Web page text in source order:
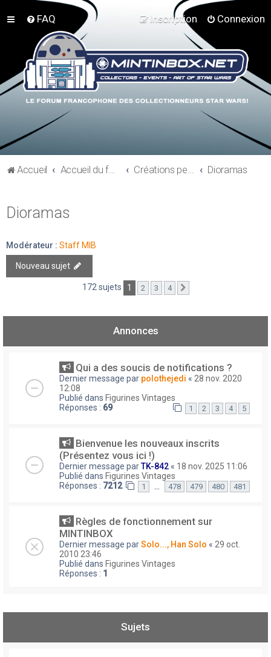
FAQ Connexion
Inscription
Accueil Accueil du forum Créations perso - Expo collections - Costumes Dioramas
Dioramas
Modérateur : Staff MIB
Nouveau sujet
172 sujets 1 2 3 4
Annonces
Qui a des soucis de notifications ?
Dernier message par polothejedi « 28 nov. 2020
12:08
Publié dans Figurines Vintages
Réponses : 69 1 2 3 4 5
Bienvenue les nouveaux inscrits
(Présentez vous ici !)
Dernier message parTK-842 « 18 nov. 2025 11:06
Publié dans Figurines Vintages
Réponses : 7212 1 … 478 479 480 481
Règles de fonctionnement sur
MINTINBOX
Dernier message parSolo..., Han Solo « 29 oct.
2010 23:46
Publié dans Figurines Vintages
Réponses : 1
Sujets